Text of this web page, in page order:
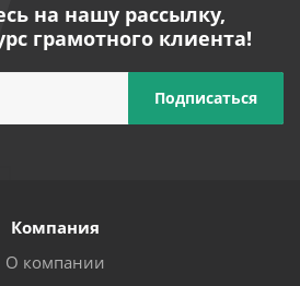
на нашу рассылку,
грамотного клиента!
Компания
О компании